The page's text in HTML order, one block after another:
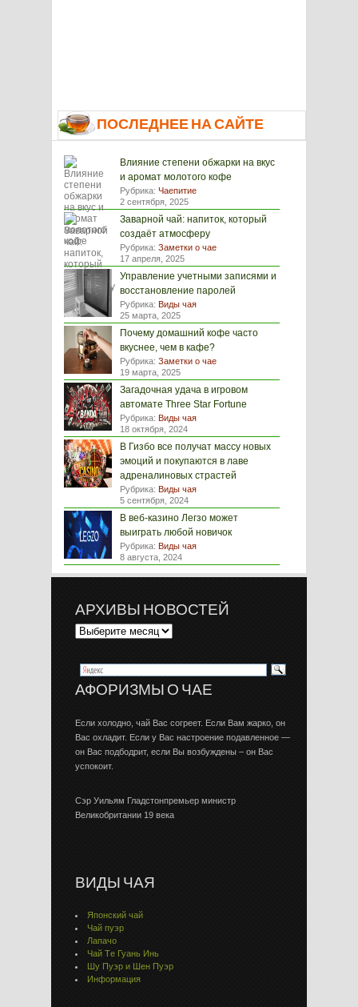
ПОСЛЕДНЕЕ НА САЙТЕ
Влияние степени обжарки на вкус
и аромат молотого кофе
Рубрика: Чаепитие
2 сентября, 2025
Заварной чай: напиток, который
создаёт атмосферу
Рубрика: Заметки о чае
17 апреля, 2025
Управление учетными записями и
восстановление паролей
Рубрика: Виды чая
25 марта, 2025
Почему домашний кофе часто
вкуснее, чем в кафе?
Рубрика: Заметки о чае
19 марта, 2025
Загадочная удача в игровом
автомате Three Star Fortune
Рубрика: Виды чая
18 октября, 2024
В Гизбо все получат массу новых
эмоций и покупаются в лаве
адреналиновых страстей
Рубрика: Виды чая
5 сентября, 2024
В веб-казино Легзо может
выиграть любой новичок
Рубрика: Виды чая
8 августа, 2024
АРХИВЫ НОВОСТЕЙ
АФОРИЗМЫ О ЧАЕ
Если холодно, чай Вас согреет. Если Вам жарко, он
Вас охладит. Если у Вас настроение подавленное —
он Вас подбодрит, если Вы возбуждены – он Вас
успокоит.
Сэр Уильям Гладстонпремьер министр
Великобритании 19 века
ВИДЫ ЧАЯ
Японский чай
Чай пуэр
Лапачо
Чай Тe Гуaнь Инь
Шу Пуэр и Шен Пуэр
Информация